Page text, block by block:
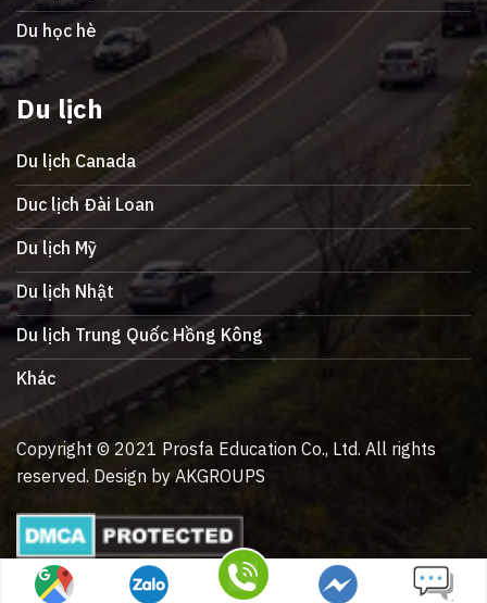
Du học hè
Du lịch
Du lịch Canada
Duc lịch Đài Loan
Du lịch Mỹ
Du lịch Nhật
Du lịch Trung Quốc Hồng Kông
Khác
Copyright © 2021 Prosfa Education Co., Ltd. All rights
reserved. Design by AKGROUPS